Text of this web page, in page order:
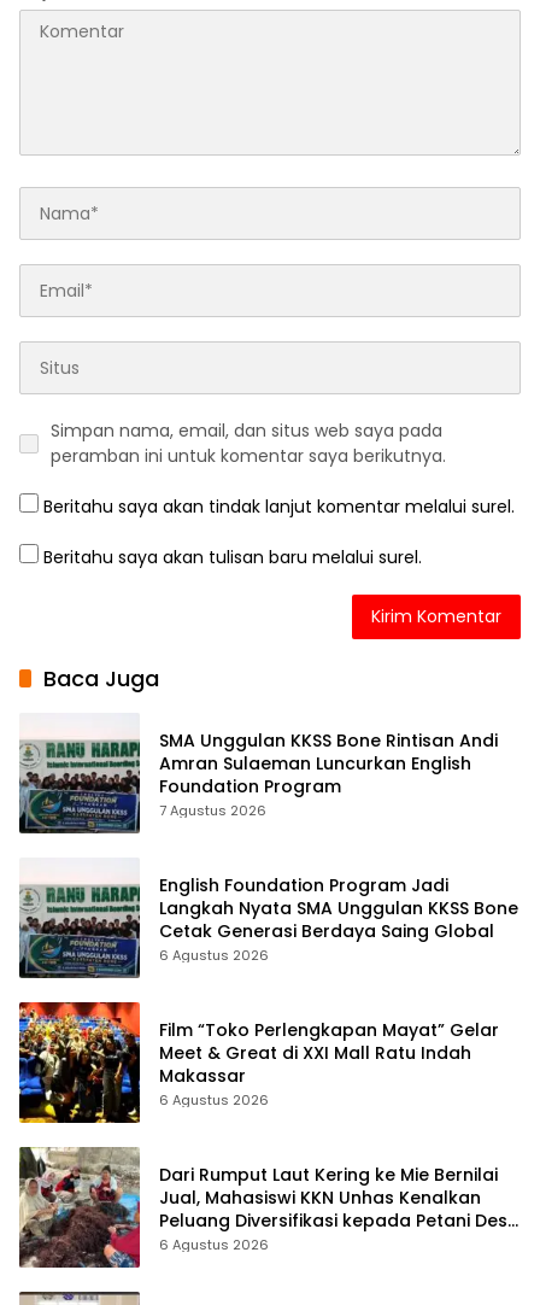
Simpan nama, email, dan situs web saya pada
peramban ini untuk komentar saya berikutnya.
Beritahu saya akan tindak lanjut komentar melalui surel.
Beritahu saya akan tulisan baru melalui surel.
Baca Juga
SMA Unggulan KKSS Bone Rintisan Andi
Amran Sulaeman Luncurkan English
Foundation Program
7 Agustus 2026
English Foundation Program Jadi
Langkah Nyata SMA Unggulan KKSS Bone
Cetak Generasi Berdaya Saing Global
6 Agustus 2026
Film “Toko Perlengkapan Mayat” Gelar
Meet & Great di XXI Mall Ratu Indah
Makassar
6 Agustus 2026
Dari Rumput Laut Kering ke Mie Bernilai
Jual, Mahasiswi KKN Unhas Kenalkan
Peluang Diversifikasi kepada Petani Desa
Baruga
6 Agustus 2026